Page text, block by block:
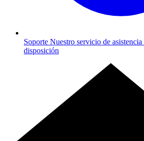
Soporte Nuestro servicio de asistencia
disposición